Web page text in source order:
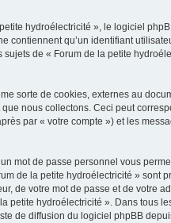
hydroélectricité », le logiciel
qu’un identifiant
de « Forum de la petite
sorte de cookies, externes au
nous collectons. Ceci peut
par « votre compte ») et les
mot de passe personnel vous
de la petite hydroélectricité » sont
de votre mot de passe et de votre
hydroélectricité ». Dans tous
de diffusion du logiciel phpBB